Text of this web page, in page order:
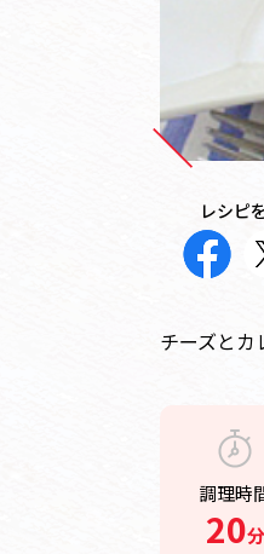
レシピ
チーズと
調理時
20分